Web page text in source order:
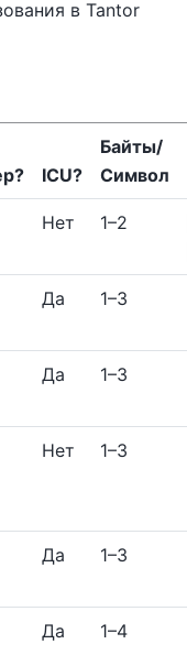
в Tantor
ICU?
Байты/​
Символ
Нет 1–2
Да 1–3
Да 1–3
Нет 1–3
Да 1–3
Да 1–4